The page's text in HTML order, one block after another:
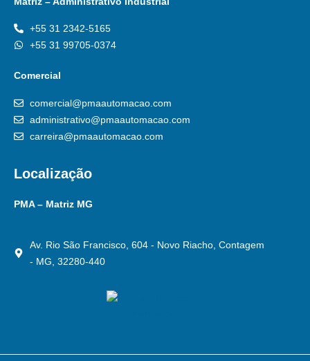
+55 31 2342-5165
+55 31 99705-0374
Comercial
comercial@pmaautomacao.com
administrativo@pmaautomacao.com
carreira@pmaautomacao.com
Localização
PMA – Matriz MG
Av. Rio São Francisco, 604 - Novo Riacho, Contagem
- MG, 32280-440